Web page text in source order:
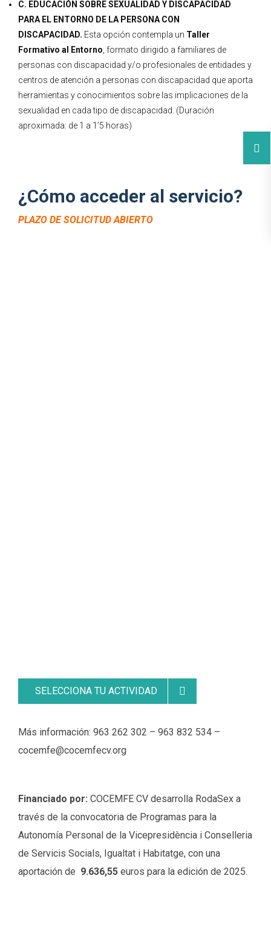
C. EDUCACIÓN SOBRE SEXUALIDAD Y DISCAPACIDAD
PARA EL ENTORNO DE LA PERSONA CON
DISCAPACIDAD. Esta opción contempla un Taller
Formativo al Entorno , formato dirigido a familiares de
personas con discapacidad y/o profesionales de entidades y
centros de atención a personas con discapacidad que aporta
herramientas y conocimientos sobre las implicaciones de la
sexualidad en cada tipo de discapacidad. (Duración
aproximada: de 1 a 1’5 horas)
¿Cómo acceder al servicio?
PLAZO DE SOLICITUD ABIERTO
SELECCIONA TU ACTIVIDAD
Más información: 963 262 302 – 963 832 534 –
cocemfe@cocemfecv.org
Financiado por: COCEMFE CV desarrolla RodaSex a
través de la convocatoria de Programas para la
Autonomía Personal de la Vicepresidència i Conselleria
de Servicis Socials, Igualtat i Habitatge, con una
aportación de 9.636,55 euros para la edición de 2025.